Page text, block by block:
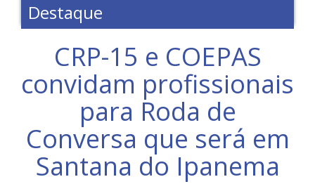
Destaque
CRP-15 e COEPAS
convidam profissionais
para Roda de
Conversa que será em
Santana do Ipanema